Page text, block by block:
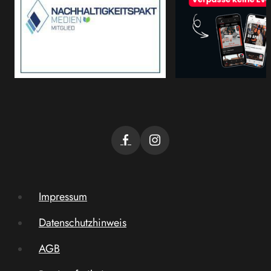
Impressum
Datenschutzhinweis
AGB